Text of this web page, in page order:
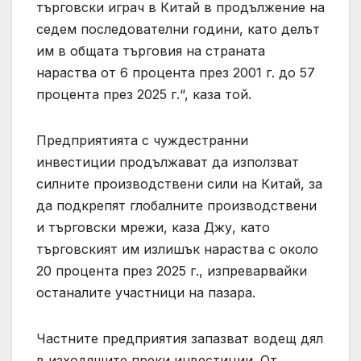
търговски играч в Китай в продължение на
седем последователни години, като делът
им в общата търговия на страната
нараства от 6 процента през 2001 г. до 57
процента през 2025 г.“, каза той.
Предприятията с чуждестранни
инвестиции продължават да използват
силните производствени сили на Китай, за
да подкрепят глобалните производствени
и търговски мрежи, каза Джу, като
търговският им излишък нараства с около
20 процента през 2025 г., изпреварвайки
останалите участници на пазара.
Частните предприятия запазват водещ дял